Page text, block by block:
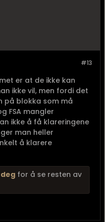
#13
er at de ikke kan
ikke vil, men fordi det
på blokka som må
FSA mangler
ikke å få klareringene
man heller
å klarere
for å se resten av